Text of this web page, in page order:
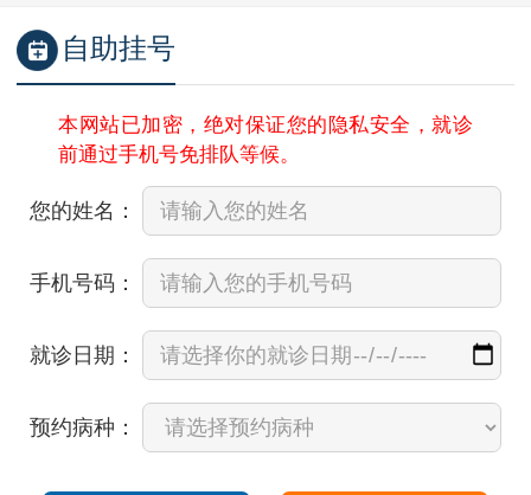
自助挂号
本网站已加密，绝对保证您的隐私安全，就诊
前通过手机号免排队等候。
您的姓名：
手机号码：
就诊日期：
预约病种：